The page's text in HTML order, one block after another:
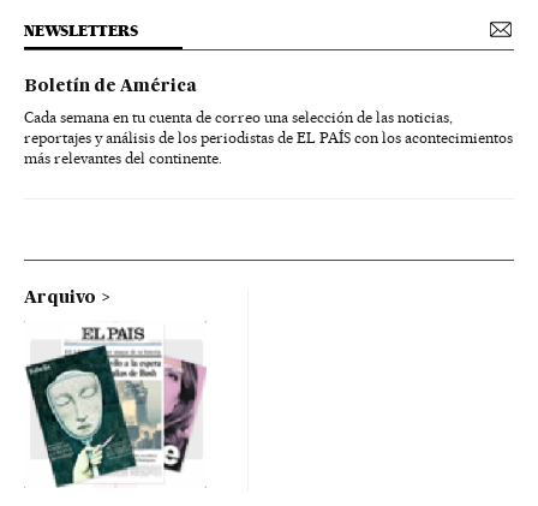
NEWSLETTERS
Boletín de América
Cada semana en tu cuenta de correo una selección de las noticias,
reportajes y análisis de los periodistas de EL PAÍS con los acontecimientos
más relevantes del continente.
Arquivo